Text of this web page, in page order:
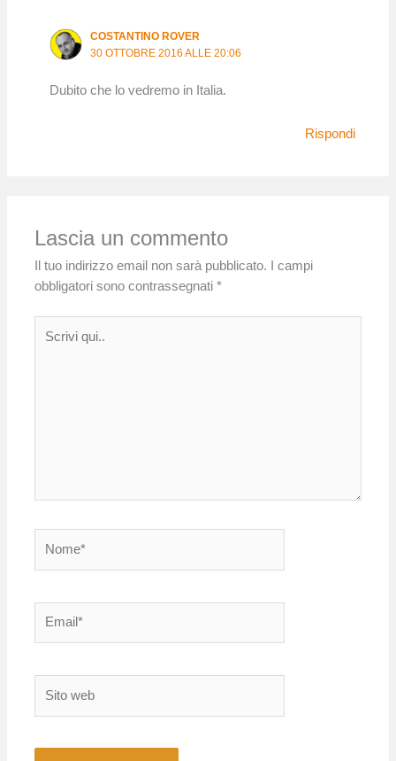
COSTANTINO ROVER
30 OTTOBRE 2016 ALLE 20:06
Dubito che lo vedremo in Italia.
Rispondi
Lascia un commento
Il tuo indirizzo email non sarà pubblicato.
I campi
obbligatori sono contrassegnati*
qui..
web